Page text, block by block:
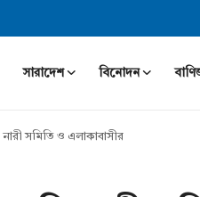
সারাদেশ বিনোদন
নারী সমিতি ও এলাকাবাসীর